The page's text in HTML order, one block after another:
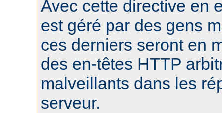
Avec cette directive en
est géré par des gens
ces derniers seront en
des en-têtes HTTP
malveillants dans les
serveur.